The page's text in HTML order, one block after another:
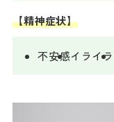
【精神症状】
不安感イライラ